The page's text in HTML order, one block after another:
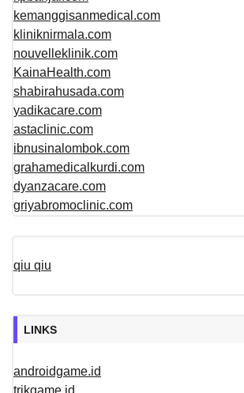
kemanggisanmedical.com
kliniknirmala.com
nouvelleklinik.com
KainaHealth.com
shabirahusada.com
yadikacare.com
astaclinic.com
ibnusinalombok.com
grahamedicalkurdi.com
dyanzacare.com
griyabromoclinic.com
qiu qiu
LINKS
androidgame.id